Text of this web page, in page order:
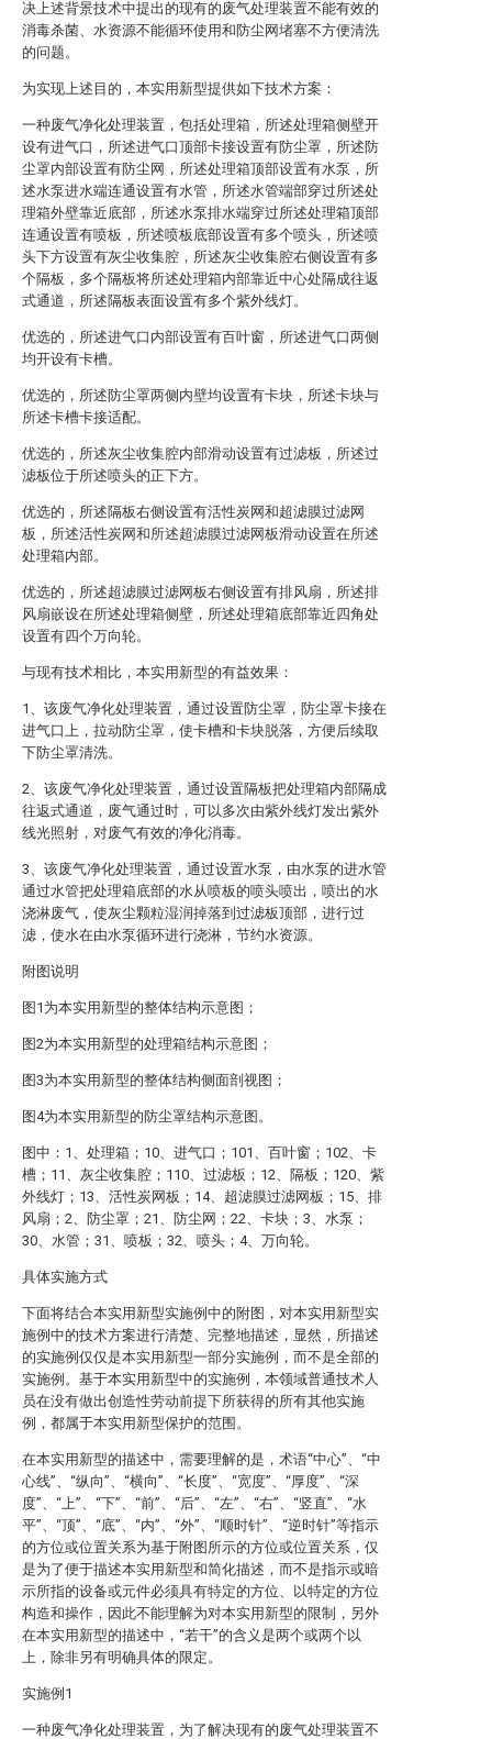
决上述背景技术中提出的现有的废气处理装置不能有效的
消毒杀菌、水资源不能循环使用和防尘网堵塞不方便清洗
的问题。
为实现上述目的，本实用新型提供如下技术方案：
一种废气净化处理装置，包括处理箱，所述处理箱侧壁开
设有进气口，所述进气口顶部卡接设置有防尘罩，所述防
尘罩内部设置有防尘网，所述处理箱顶部设置有水泵，所
述水泵进水端连通设置有水管，所述水管端部穿过所述处
理箱外壁靠近底部，所述水泵排水端穿过所述处理箱顶部
连通设置有喷板，所述喷板底部设置有多个喷头，所述喷
头下方设置有灰尘收集腔，所述灰尘收集腔右侧设置有多
个隔板，多个隔板将所述处理箱内部靠近中心处隔成往返
式通道，所述隔板表面设置有多个紫外线灯。
优选的，所述进气口内部设置有百叶窗，所述进气口两侧
均开设有卡槽。
优选的，所述防尘罩两侧内壁均设置有卡块，所述卡块与
所述卡槽卡接适配。
优选的，所述灰尘收集腔内部滑动设置有过滤板，所述过
滤板位于所述喷头的正下方。
优选的，所述隔板右侧设置有活性炭网和超滤膜过滤网
板，所述活性炭网和所述超滤膜过滤网板滑动设置在所述
处理箱内部。
优选的，所述超滤膜过滤网板右侧设置有排风扇，所述排
风扇嵌设在所述处理箱侧壁，所述处理箱底部靠近四角处
设置有四个万向轮。
与现有技术相比，本实用新型的有益效果：
1、该废气净化处理装置，通过设置防尘罩，防尘罩卡接在
进气口上，拉动防尘罩，使卡槽和卡块脱落，方便后续取
下防尘罩清洗。
2、该废气净化处理装置，通过设置隔板把处理箱内部隔成
往返式通道，废气通过时，可以多次由紫外线灯发出紫外
线光照射，对废气有效的净化消毒。
3、该废气净化处理装置，通过设置水泵，由水泵的进水管
通过水管把处理箱底部的水从喷板的喷头喷出，喷出的水
浇淋废气，使灰尘颗粒湿润掉落到过滤板顶部，进行过
滤，使水在由水泵循环进行浇淋，节约水资源。
附图说明
图1为本实用新型的整体结构示意图；
图2为本实用新型的处理箱结构示意图；
图3为本实用新型的整体结构侧面剖视图；
图4为本实用新型的防尘罩结构示意图。
图中：1、处理箱；10、进气口；101、百叶窗；102、卡
槽；11、灰尘收集腔；110、过滤板；12、隔板；120、紫
外线灯；13、活性炭网板；14、超滤膜过滤网板；15、排
风扇；2、防尘罩；21、防尘网；22、卡块；3、水泵；
30、水管；31、喷板；32、喷头；4、万向轮。
具体实施方式
下面将结合本实用新型实施例中的附图，对本实用新型实
施例中的技术方案进行清楚、完整地描述，显然，所描述
的实施例仅仅是本实用新型一部分实施例，而不是全部的
实施例。基于本实用新型中的实施例，本领域普通技术人
员在没有做出创造性劳动前提下所获得的所有其他实施
例，都属于本实用新型保护的范围。
在本实用新型的描述中，需要理解的是，术语“中心”、“中
心线”、“纵向”、“横向”、“长度”、“宽度”、“厚度”、“深
度”、“上”、“下”、“前”、“后”、“左”、“右”、“竖直”、“水
平”、“顶”、“底”、“内”、“外”、“顺时针”、“逆时针”等指示
的方位或位置关系为基于附图所示的方位或位置关系，仅
是为了便于描述本实用新型和简化描述，而不是指示或暗
示所指的设备或元件必须具有特定的方位、以特定的方位
构造和操作，因此不能理解为对本实用新型的限制，另外
在本实用新型的描述中，“若干”的含义是两个或两个以
上，除非另有明确具体的限定。
实施例1
一种废气净化处理装置，为了解决现有的废气处理装置不